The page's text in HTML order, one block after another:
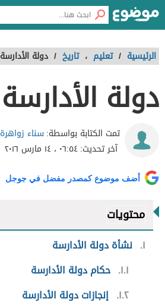
الرئيسية / تعليم ، تاريخ / دولة الأدارسة
دولة الأدارسة
تمت الكتابة بواسطة:سناء زواهرة
آخر تحديث:٠٦:٥٤ ، ١٤ مارس ٢٠١٦
أضف موضوع كمصدر مفضل في جوجل
محتويات
١ نشأة دولة الأدارسة
١.١ حكام دولة الأدارسة
١.٢ إنجازات دولة الأدارسة